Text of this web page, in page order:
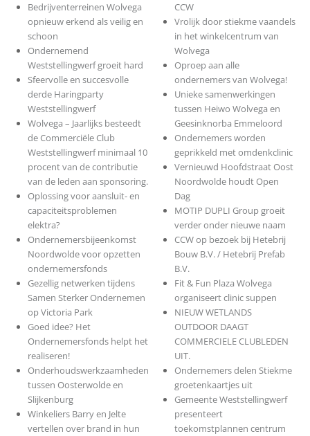
Bedrijventerreinen Wolvega
opnieuw erkend als veilig en
schoon
Ondernemend
Weststellingwerf groeit hard
Sfeervolle en succesvolle
derde Haringparty
Weststellingwerf
Wolvega – Jaarlijks besteedt
de Commerciële Club
Weststellingwerf minimaal 10
procent van de contributie
van de leden aan sponsoring.
Oplossing voor aansluit- en
capaciteitsproblemen
elektra?
Ondernemersbijeenkomst
Noordwolde voor opzetten
ondernemersfonds
Gezellig netwerken tijdens
Samen Sterker Ondernemen
op Victoria Park
Goed idee? Het
Ondernemersfonds helpt het
realiseren!
Onderhoudswerkzaamheden
tussen Oosterwolde en
Slijkenburg
Winkeliers Barry en Jelte
vertellen over brand in hun
CCW
Vrolijk door stiekme vaandels
in het winkelcentrum van
Wolvega
Oproep aan alle
ondernemers van Wolvega!
Unieke samenwerkingen
tussen Heiwo Wolvega en
Geesinknorba Emmeloord
Ondernemers worden
geprikkeld met omdenkclinic
Vernieuwd Hoofdstraat Oost
Noordwolde houdt Open
Dag
MOTIP DUPLI Group groeit
verder onder nieuwe naam
CCW op bezoek bij Hetebrij
Bouw B.V. / Hetebrij Prefab
B.V.
Fit & Fun Plaza Wolvega
organiseert clinic suppen
NIEUW WETLANDS
OUTDOOR DAAGT
COMMERCIELE CLUBLEDEN
UIT.
Ondernemers delen Stiekme
groetenkaartjes uit
Gemeente Weststellingwerf
presenteert
toekomstplannen centrum